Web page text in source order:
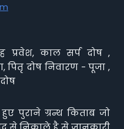
प्रवेश, काल सर्प दोष ,
पितृ दोष निवारण - पूजा ,
पुराने ग्रन्थ किताब जो